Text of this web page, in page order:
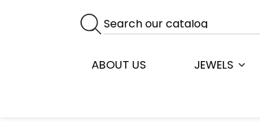
ABOUT US JEWELS